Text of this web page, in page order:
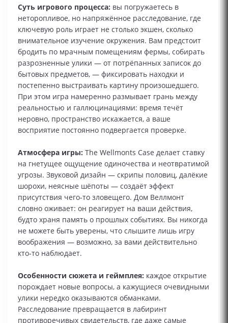
Суть игрового процесса: вы погружаетесь в
неторопливое, но напряжённое расследование, где
ключевую роль играет не столько экшен, сколько
внимательное изучение окружения. Вам предстоит
бродить по мрачным помещениям фермы, собирать
разрозненные улики — от потрёпанных записок до
бытовых предметов, — фиксировать находки и
постепенно выстраивать картину произошедшего.
При этом игра намеренно размывает грань между
реальностью и галлюцинациями: время течёт
неровно, пространство искажается, а ваше
восприятие постоянно подвергается проверке.
Атмосфера игры: The Wellmonts Case делает ставку
на гнетущее ощущение одиночества и неотвратимой
угрозы. Звуковой дизайн — скрипы половиц, далёкие
шорохи, неясные шёпоты — создаёт эффект
присутствия чего‑то зловещего. Дом Веллмонт
словно оживает: он реагирует на ваши действия,
будто храня память о прошлых событиях. Вы никогда
не можете быть уверены, что слышите лишь игру
воображения — возможно, за вами действительно
кто‑то наблюдает.
Особенности сюжета и геймплея: каждое открытие
порождает новые вопросы, а кажущиеся очевидными
улики нередко оказываются обманками.
Расследование превращается в лабиринт
противоречивых свидетельств, где даже самые